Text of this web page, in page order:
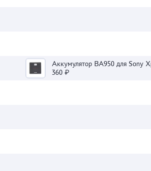
360 ₽